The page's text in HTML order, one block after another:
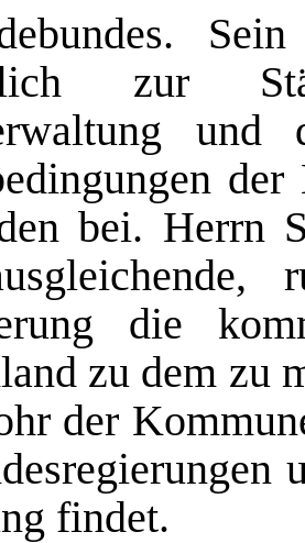
zur
und
bei. Herrn
die
zu dem zu
der
findet.